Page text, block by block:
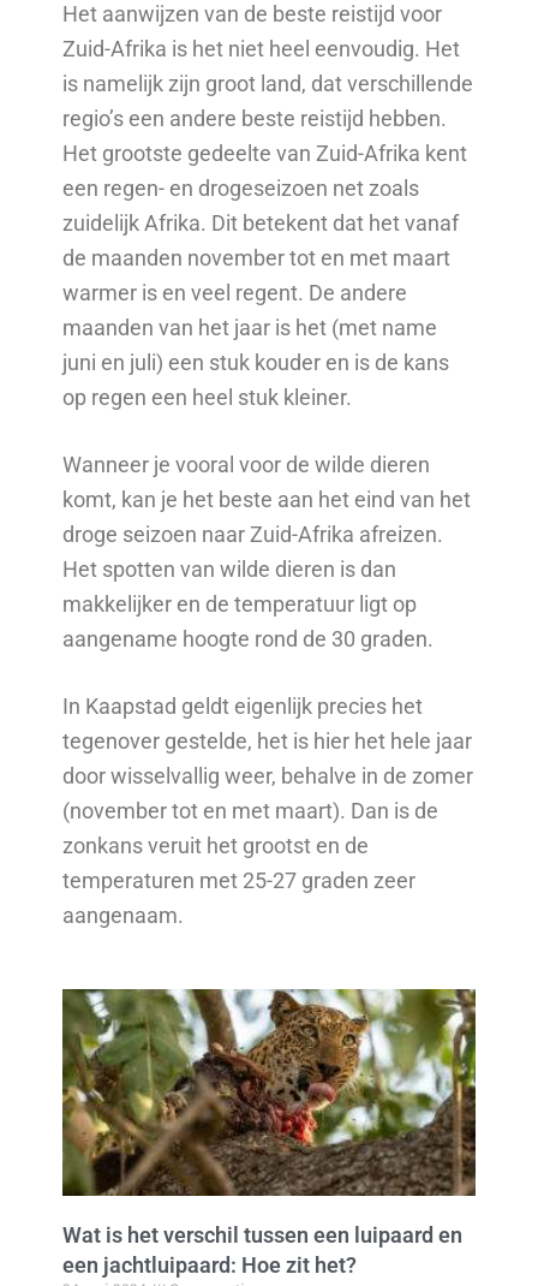
Het aanwijzen van de beste reistijd voor
Zuid-Afrika is het niet heel eenvoudig. Het
is namelijk zijn groot land, dat verschillende
regio’s een andere beste reistijd hebben.
Het grootste gedeelte van Zuid-Afrika kent
een regen- en drogeseizoen net zoals
zuidelijk Afrika. Dit betekent dat het vanaf
de maanden november tot en met maart
warmer is en veel regent. De andere
maanden van het jaar is het (met name
juni en juli) een stuk kouder en is de kans
op regen een heel stuk kleiner.
Wanneer je vooral voor de wilde dieren
komt, kan je het beste aan het eind van het
droge seizoen naar Zuid-Afrika afreizen.
Het spotten van wilde dieren is dan
makkelijker en de temperatuur ligt op
aangename hoogte rond de 30 graden.
In Kaapstad geldt eigenlijk precies het
tegenover gestelde, het is hier het hele jaar
door wisselvallig weer, behalve in de zomer
(november tot en met maart). Dan is de
zonkans veruit het grootst en de
temperaturen met 25-27 graden zeer
aangenaam.
Wat is het verschil tussen een luipaard en
een jachtluipaard: Hoe zit het?